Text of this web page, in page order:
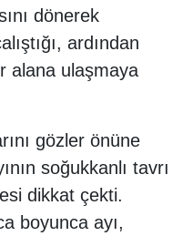
dönerek
ardından
alana ulaşmaya
gözler önüne
soğukkanlı tavrı
dikkat çekti.
boyunca ayı,